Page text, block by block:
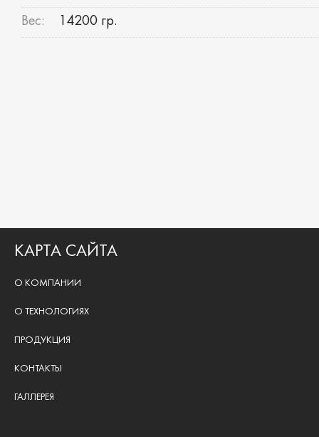
Вес: 14200 гр.
КАРТА САЙТА
О КОМПАНИИ
О ТЕХНОЛОГИЯХ
ПРОДУКЦИЯ
КОНТАКТЫ
ГАЛЛЕРЕЯ